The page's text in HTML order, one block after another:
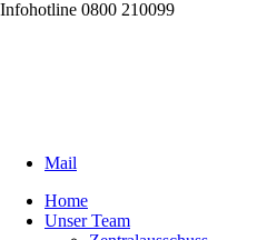
Infohotline 0800 210099
Mail
Home
Unser Team